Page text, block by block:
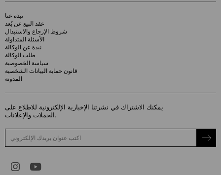
نبذة عنا
عقد البيع عن بُعد
شروط الإرجاع والاستبدال
الأسئلة المتداولة
نبذة عن الوكالة
طلب الوكالة
سياسة الخصوصية
قانون حماية البيانات الشخصية
المدونة
يمكنك الاشتراك في نشرتنا الإخبارية الإلكترونية للاطلاع على
الحملات والإعلانات.